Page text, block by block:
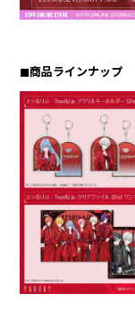
莉犬
ころん
ジェル
騎士X - Knight
◼︎商品ラインナップ